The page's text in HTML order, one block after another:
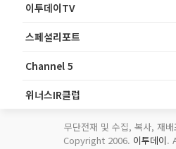
이투데이TV
스페셜리포트
Channel 5
위너스IR클럽
무단전재 및 수집, 복사, 재
Copyright 2006. 이투데이.